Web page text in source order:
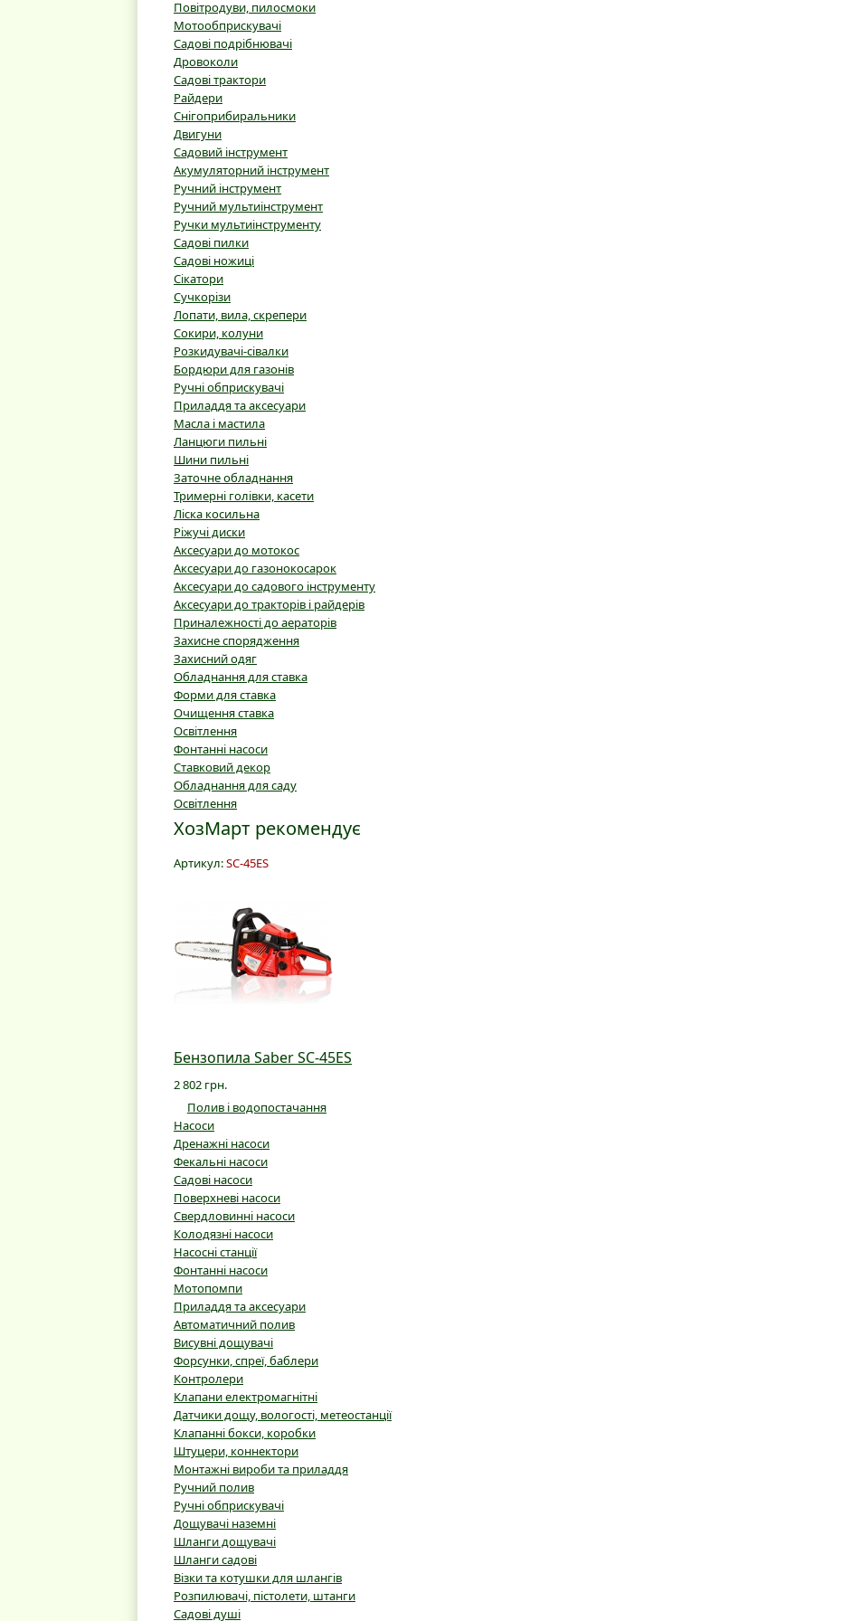
Повітродуви, пилосмоки
Мотообприскувачі
Садові подрібнювачі
Дровоколи
Садові трактори
Райдери
Снігоприбиральники
Двигуни
Садовий інструмент
Акумуляторний інструмент
Ручний інструмент
Ручний мультиінструмент
Ручки мультиінструменту
Садові пилки
Садові ножиці
Сікатори
Сучкорізи
Лопати, вила, скрепери
Сокири, колуни
Розкидувачі-сівалки
Бордюри для газонів
Ручні обприскувачі
Приладдя та аксесуари
Масла і мастила
Ланцюги пильні
Шини пильні
Заточне обладнання
Тримерні голівки, касети
Ліска косильна
Ріжучі диски
Аксесуари до мотокос
Аксесуари до газонокосарок
Аксесуари до садового інструменту
Аксесуари до тракторів і райдерів
Приналежності до аераторів
Захисне спорядження
Захисний одяг
Обладнання для ставка
Форми для ставка
Очищення ставка
Освітлення
Фонтанні насоси
Ставковий декор
Обладнання для саду
Освітлення
ХозМарт рекомендує
Артикул:SC-45ES
Бензопила Saber SC-45ES
2 802 грн.
Полив і водопостачання
Насоси
Дренажні насоси
Фекальні насоси
Садові насоси
Поверхневі насоси
Свердловинні насоси
Колодязні насоси
Насосні станції
Фонтанні насоси
Мотопомпи
Приладдя та аксесуари
Автоматичний полив
Висувні дощувачі
Форсунки, спреї, баблери
Контролери
Клапани електромагнітні
Датчики дощу, вологості, метеостанції
Клапанні бокси, коробки
Штуцери, коннектори
Монтажні вироби та приладдя
Ручний полив
Ручні обприскувачі
Дощувачі наземні
Шланги дощувачі
Шланги садові
Візки та котушки для шлангів
Розпилювачі, пістолети, штанги
Садові душі